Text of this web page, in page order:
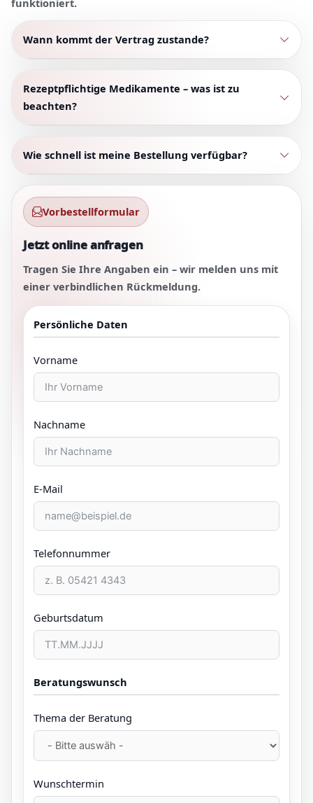
funktioniert.
Wann kommt der Vertrag zustande?
Rezeptpflichtige Medikamente – was ist zu
beachten?
Wie schnell ist meine Bestellung verfügbar?
Vorbestellformular
Jetzt online anfragen
Tragen Sie Ihre Angaben ein – wir melden uns mit
einer verbindlichen Rückmeldung.
Persönliche Daten
Vorname
Nachname
E-Mail
Telefonnummer
Geburtsdatum
Beratungswunsch
Thema der Beratung
Wunschtermin